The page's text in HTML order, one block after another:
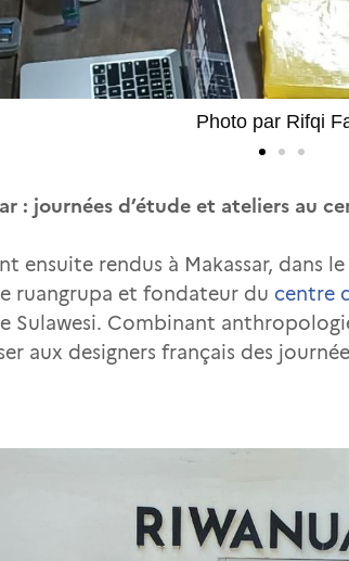
Photo par Ernesto
: journées d’étude et ateliers au
ensuite rendus à Makassar, dans
ruangrupa et fondateur du centre
Sulawesi. Combinant
aux designers français des